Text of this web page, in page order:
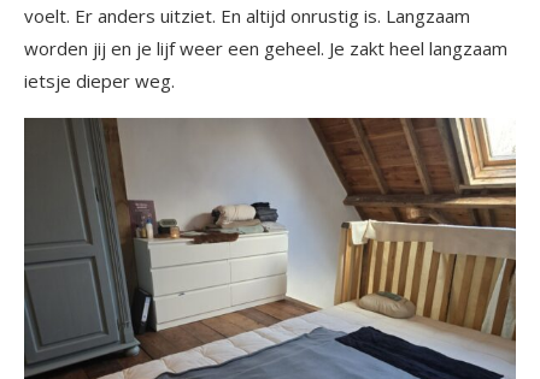
voelt. Er anders uitziet. En altijd onrustig is. Langzaam
worden jij en je lijf weer een geheel. Je zakt heel langzaam
ietsje dieper weg.